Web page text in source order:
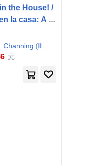
the House! /
la casa: A M
Channing (ILT
元